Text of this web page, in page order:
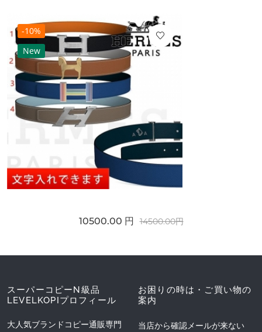
-10%
New
10500.00 円 14500.00円
スーパーコピーN級品
LEVELKOPIプロフィール
大人気ブランドコピー通販専門
お困りの時は・ご買い物の
案内
当店から確認メールが来ない